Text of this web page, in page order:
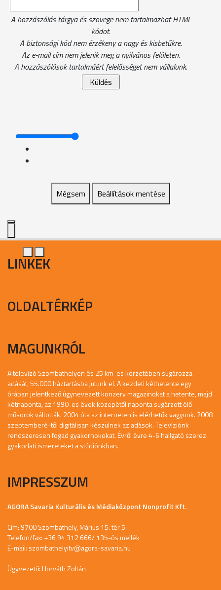
A hozzászólás tárgya és szövege nem tartalmazhat HTML
kódot.
A biztonsági kód nem érzékeny a nagy és kisbetűkre.
Az e-mail cím nem jelenik meg a nyilvános felületen.
A hozzászólások tartalmáért felelősséget nem vállalunk.
Mégsem Beállítások mentése
LINKEK
OLDALTÉRKÉP
MAGUNKRÓL
A televízó Szombathelyen és 25 km-es körzetében sugározza
adását, 55.000 háztartásba jutunk el. A kezdeti kéthetente egy
órában jelentkező úgynevezett konzerv magazinokat a hetente, majd
kétnaponta, az 1990-es évek közepétől naponta sugárzott élő
műsorok váltották. 2004 óta az interneten is elérhetők vagyunk. 2008
szeptemberé-től digitálisan készülnek az adások. Televíziónk
rendszeresen fogad gyakornokokat. Évről évre 4-6 hallgató szerez
gyakorlati ismereteket a stúdiónkban.
IMPRESSZUM
AGORA Savaria Kulturális és Médiaközpont Nonprofit Kft.
Cím: 9700 Szombathely, Márius 15. tér 5.
Telefon/fax: +36 94 312 666/ 135-ös mellék
E-mail: szombathelyitv@agora-savaria.hu
Ügyvezető: Horváth Zoltán